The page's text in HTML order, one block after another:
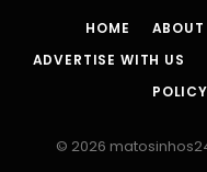
HOME
ADVERTISE WITH US
POLICY
© 2026